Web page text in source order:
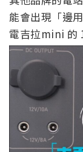
能會出現「邊
電吉拉mini 的